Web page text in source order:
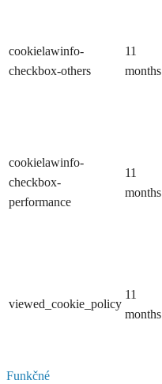
cookielawinfo-
checkbox-others
11
months
cookielawinfo-
checkbox-
performance
11
months
viewed_cookie_policy
11
months
Funkčné